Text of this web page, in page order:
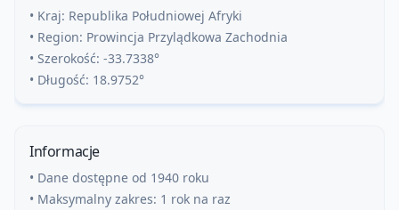
• Kraj: Republika Południowej Afryki
• Region: Prowincja Przylądkowa Zachodnia
• Szerokość: -33.7338°
• Długość: 18.9752°
Informacje
• Dane dostępne od 1940 roku
• Maksymalny zakres: 1 rok na raz